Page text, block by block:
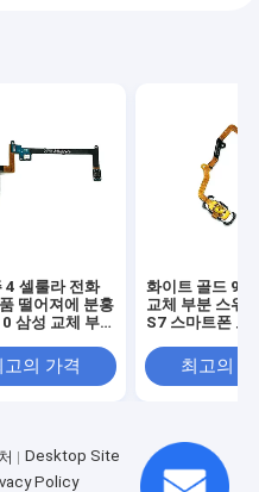
4 셀룰라 전화
떨어져에 분홍
삼성 교체 부
고의 가격
화이트 골드
교체 부분 스위
S7 스마트폰 보
최고의
Desktop Site
Policy